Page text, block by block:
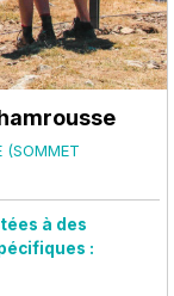
(SOMMET
à des
: